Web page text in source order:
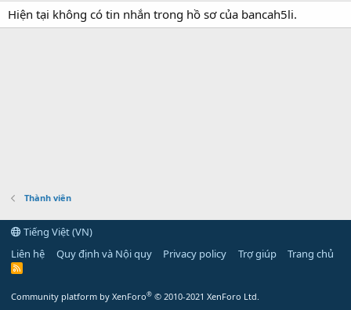
Hiện tại không có tin nhắn trong hồ sơ của bancah5li.
Thành viên
Tiếng Việt (VN)
Liên hệ
Quy định và Nội quy Privacy policy Trợ giúp Trang chủ
R
Community platform by XenForo® © 2010-2021 XenForo Ltd.